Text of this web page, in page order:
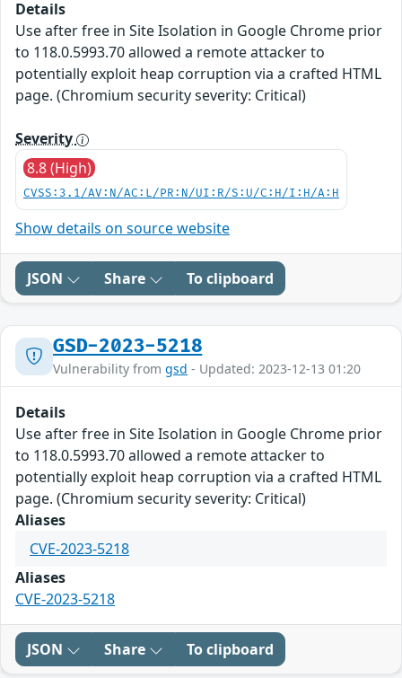
Details
Use after free in Site Isolation in Google Chrome prior
to 118.0.5993.70 allowed a remote attacker to
potentially exploit heap corruption via a crafted HTML
page. (Chromium security severity: Critical)
Severity
8.8 (High)
CVSS:3.1/AV:N/AC:L/PR:N/UI:R/S:U/C:H/I:H/A:H
Show details on source website
JSON Share To clipboard
GSD-2023-5218
Vulnerability from gsd - Updated: 2023-12-13 01:20
Details
Use after free in Site Isolation in Google Chrome prior
to 118.0.5993.70 allowed a remote attacker to
potentially exploit heap corruption via a crafted HTML
page. (Chromium security severity: Critical)
Aliases
CVE-2023-5218
Aliases
CVE-2023-5218
JSON Share To clipboard